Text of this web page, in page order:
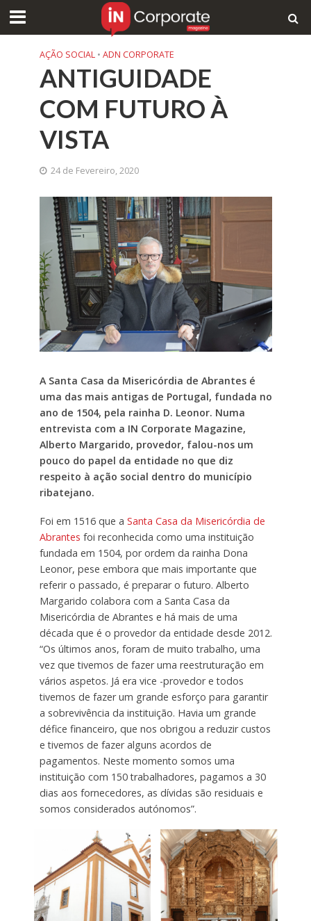
AÇÃO SOCIAL • ADN CORPORATE
ANTIGUIDADE
COM FUTURO À
VISTA
24 de Fevereiro, 2020
A Santa Casa da Misericórdia de Abrantes é
uma das mais antigas de Portugal, fundada no
ano de 1504, pela rainha D. Leonor. Numa
entrevista com a IN Corporate Magazine,
Alberto Margarido, provedor, falou-nos um
pouco do papel da entidade no que diz
respeito à ação social dentro do município
ribatejano.
Foi em 1516 que a Santa Casa da Misericórdia de
Abrantes foi reconhecida como uma instituição
fundada em 1504, por ordem da rainha Dona
Leonor, pese embora que mais importante que
referir o passado, é preparar o futuro. Alberto
Margarido colabora com a Santa Casa da
Misericórdia de Abrantes e há mais de uma
década que é o provedor da entidade desde 2012.
“Os últimos anos, foram de muito trabalho, uma
vez que tivemos de fazer uma reestruturação em
vários aspetos. Já era vice -provedor e todos
tivemos de fazer um grande esforço para garantir
a sobrevivência da instituição. Havia um grande
défice financeiro, que nos obrigou a reduzir custos
e tivemos de fazer alguns acordos de
pagamentos. Neste momento somos uma
instituição com 150 trabalhadores, pagamos a 30
dias aos fornecedores, as dívidas são residuais e
somos considerados autónomos”.